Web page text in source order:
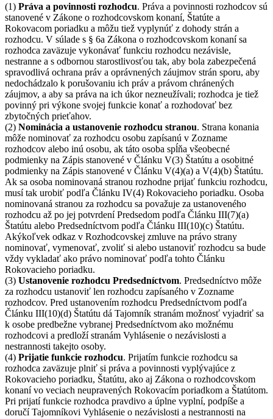
(1) Práva a povinnosti rozhodcu. Práva a povinnosti rozhodcov sú
stanovené v Zákone o rozhodcovskom konaní, Štatúte a
Rokovacom poriadku a môžu tiež vyplynúť z dohody strán a
rozhodcu. V súlade s § 6a Zákona o rozhodcovskom konaní sa
rozhodca zaväzuje vykonávať funkciu rozhodcu nezávisle,
nestranne a s odbornou starostlivosťou tak, aby bola zabezpečená
spravodlivá ochrana práv a oprávnených záujmov strán sporu, aby
nedochádzalo k porušovaniu ich práv a právom chránených
záujmov, a aby sa práva na ich úkor nezneužívali; rozhodca je tiež
povinný pri výkone svojej funkcie konať a rozhodovať bez
zbytočných prieťahov.
(2) Nominácia a ustanovenie rozhodcu stranou. Strana konania
môže nominovať za rozhodcu osobu zapísanú v Zozname
rozhodcov alebo inú osobu, ak táto osoba spĺňa všeobecné
podmienky na Zápis stanovené v Článku V(3) Štatútu a osobitné
podmienky na Zápis stanovené v Článku V(4)(a) a V(4)(b) Štatútu.
Ak sa osoba nominovaná stranou rozhodne prijať funkciu rozhodcu,
musí tak urobiť podľa Článku IV(4) Rokovacieho poriadku. Osoba
nominovaná stranou za rozhodcu sa považuje za ustanoveného
rozhodcu až po jej potvrdení Predsedom podľa Článku III(7)(a)
Štatútu alebo Predsedníctvom podľa Článku III(10)(c) Štatútu.
Akýkoľvek odkaz v Rozhodcovskej zmluve na právo strany
nominovať, vymenovať, zvoliť si alebo ustanoviť rozhodcu sa bude
vždy vykladať ako právo nominovať podľa tohto Článku
Rokovacieho poriadku.
(3) Ustanovenie rozhodcu Predsedníctvom. Predsedníctvo môže
za rozhodcu ustanoviť len rozhodcu zapísaného v Zozname
rozhodcov. Pred ustanovením rozhodcu Predsedníctvom podľa
Článku III(10)(d) Štatútu dá Tajomník stranám možnosť vyjadriť sa
k osobe predbežne vybranej Predsedníctvom ako možnému
rozhodcovi a predloží stranám Vyhlásenie o nezávislosti a
nestrannosti takejto osoby.
(4) Prijatie funkcie rozhodcu. Prijatím funkcie rozhodcu sa
rozhodca zaväzuje plniť si práva a povinnosti vyplývajúce z
Rokovacieho poriadku, Štatútu, ako aj Zákona o rozhodcovskom
konaní vo veciach neupravených Rokovacím poriadkom a Štatútom.
Pri prijatí funkcie rozhodca pravdivo a úplne vyplní, podpíše a
doručí Tajomníkovi Vyhlásenie o nezávislosti a nestrannosti na